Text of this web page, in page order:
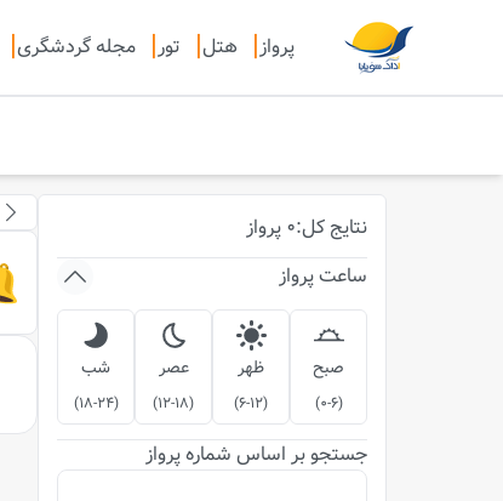
پرواز هتل تور مجله گردشگری
نتایج کل:
0 پرواز
ساعت پرواز
صبح
(
0-6
)
ظهر
(
6-12
)
عصر
(
12-18
)
شب
(
18-24
)
جستجو بر اساس شماره پرواز